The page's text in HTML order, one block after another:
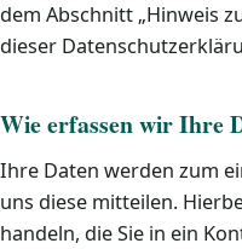
dem Abschnitt „Hinweis
dieser
Wie erfassen wir Ihre
Ihre Daten werden zum
uns diese mitteilen.
handeln, die Sie in ein